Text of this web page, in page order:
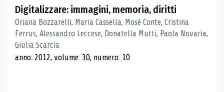
Digitalizzare: immagini, memoria, diritti
Oriana Bozzarelli, Maria Cassella, Mosé Conte, Cristina
Ferrus, Alessandro Leccese, Donatella Mutti, Paola Novaria,
Giulia Scarcia
anno: 2012, volume: 30, numero: 10